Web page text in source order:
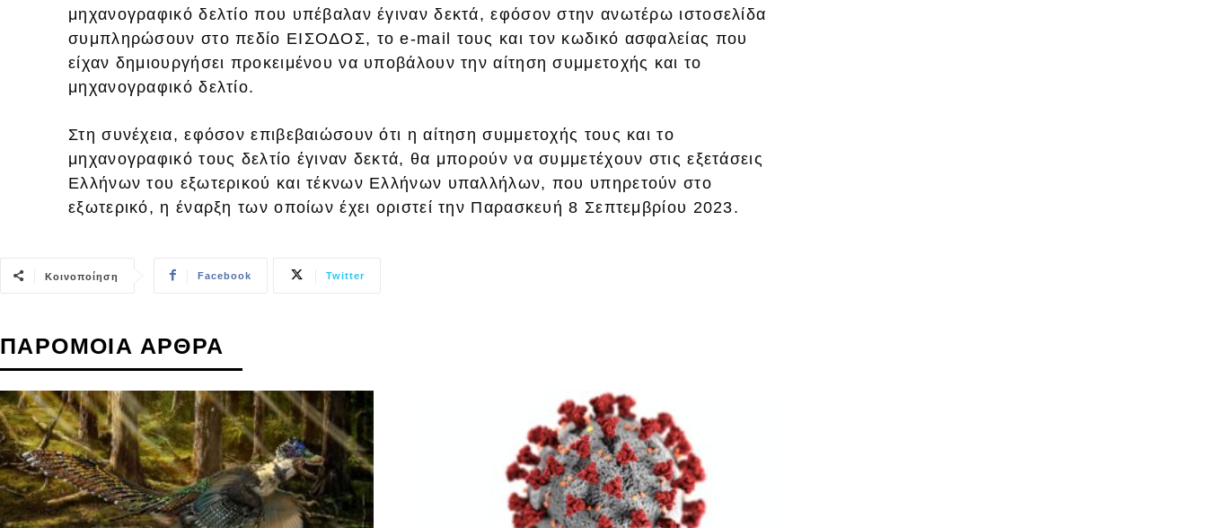
μηχανογραφικό δελτίο που υπέβαλαν έγιναν δεκτά, εφόσον στην ανωτέρω ιστοσελίδα
συμπληρώσουν στο πεδίο ΕΙΣΟΔΟΣ, το e-mail τους και τον κωδικό ασφαλείας που
είχαν δημιουργήσει προκειμένου να υποβάλουν την αίτηση συμμετοχής και το
μηχανογραφικό δελτίο.
Στη συνέχεια, εφόσον επιβεβαιώσουν ότι η αίτηση συμμετοχής τους και το
μηχανογραφικό τους δελτίο έγιναν δεκτά, θα μπορούν να συμμετέχουν στις εξετάσεις
Ελλήνων του εξωτερικού και τέκνων Ελλήνων υπαλλήλων, που υπηρετούν στο
εξωτερικό, η έναρξη των οποίων έχει οριστεί την Παρασκευή 8 Σεπτεμβρίου 2023.
Κοινοποίηση Facebook Twitter
ΠΑΡΟΜΟΙΑ ΑΡΘΡΑ